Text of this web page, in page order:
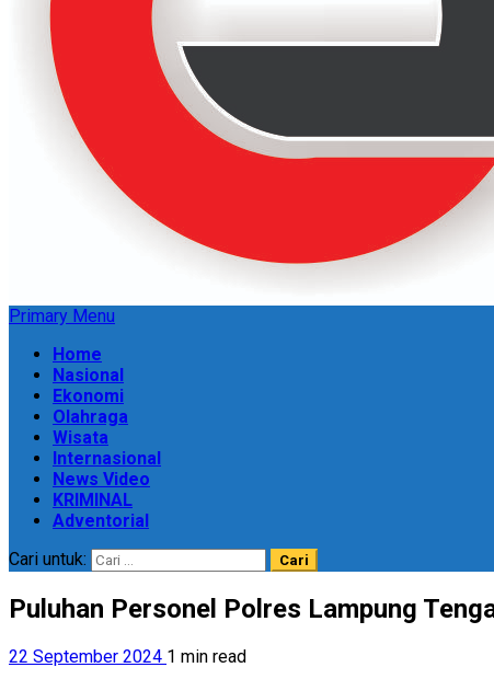
Primary Menu
Home
Nasional
Ekonomi
Olahraga
Wisata
Internasional
News Video
KRIMINAL
Adventorial
Cari untuk:
Puluhan Personel Polres Lampung
22 September 2024 1 min read